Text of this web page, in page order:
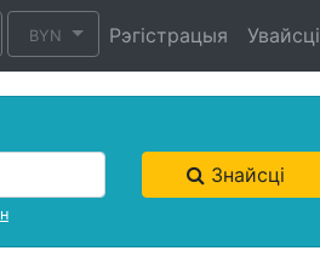
BYN Рэгістрацыя Увайсці
Знайсці